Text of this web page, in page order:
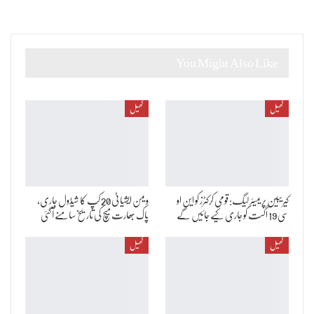
کھیل
کیریبین پریمیئر لیگ: قومی کرکٹرز کو این او
سی 19 اگست کو جاری کیے جائیں گے
کھیل
ویمن ایشیا ٹی 20 کپ کا شیڈول جاری،
پاک بھارت میچ کی تاریخ سامنے آگئی
کھیل کھیل